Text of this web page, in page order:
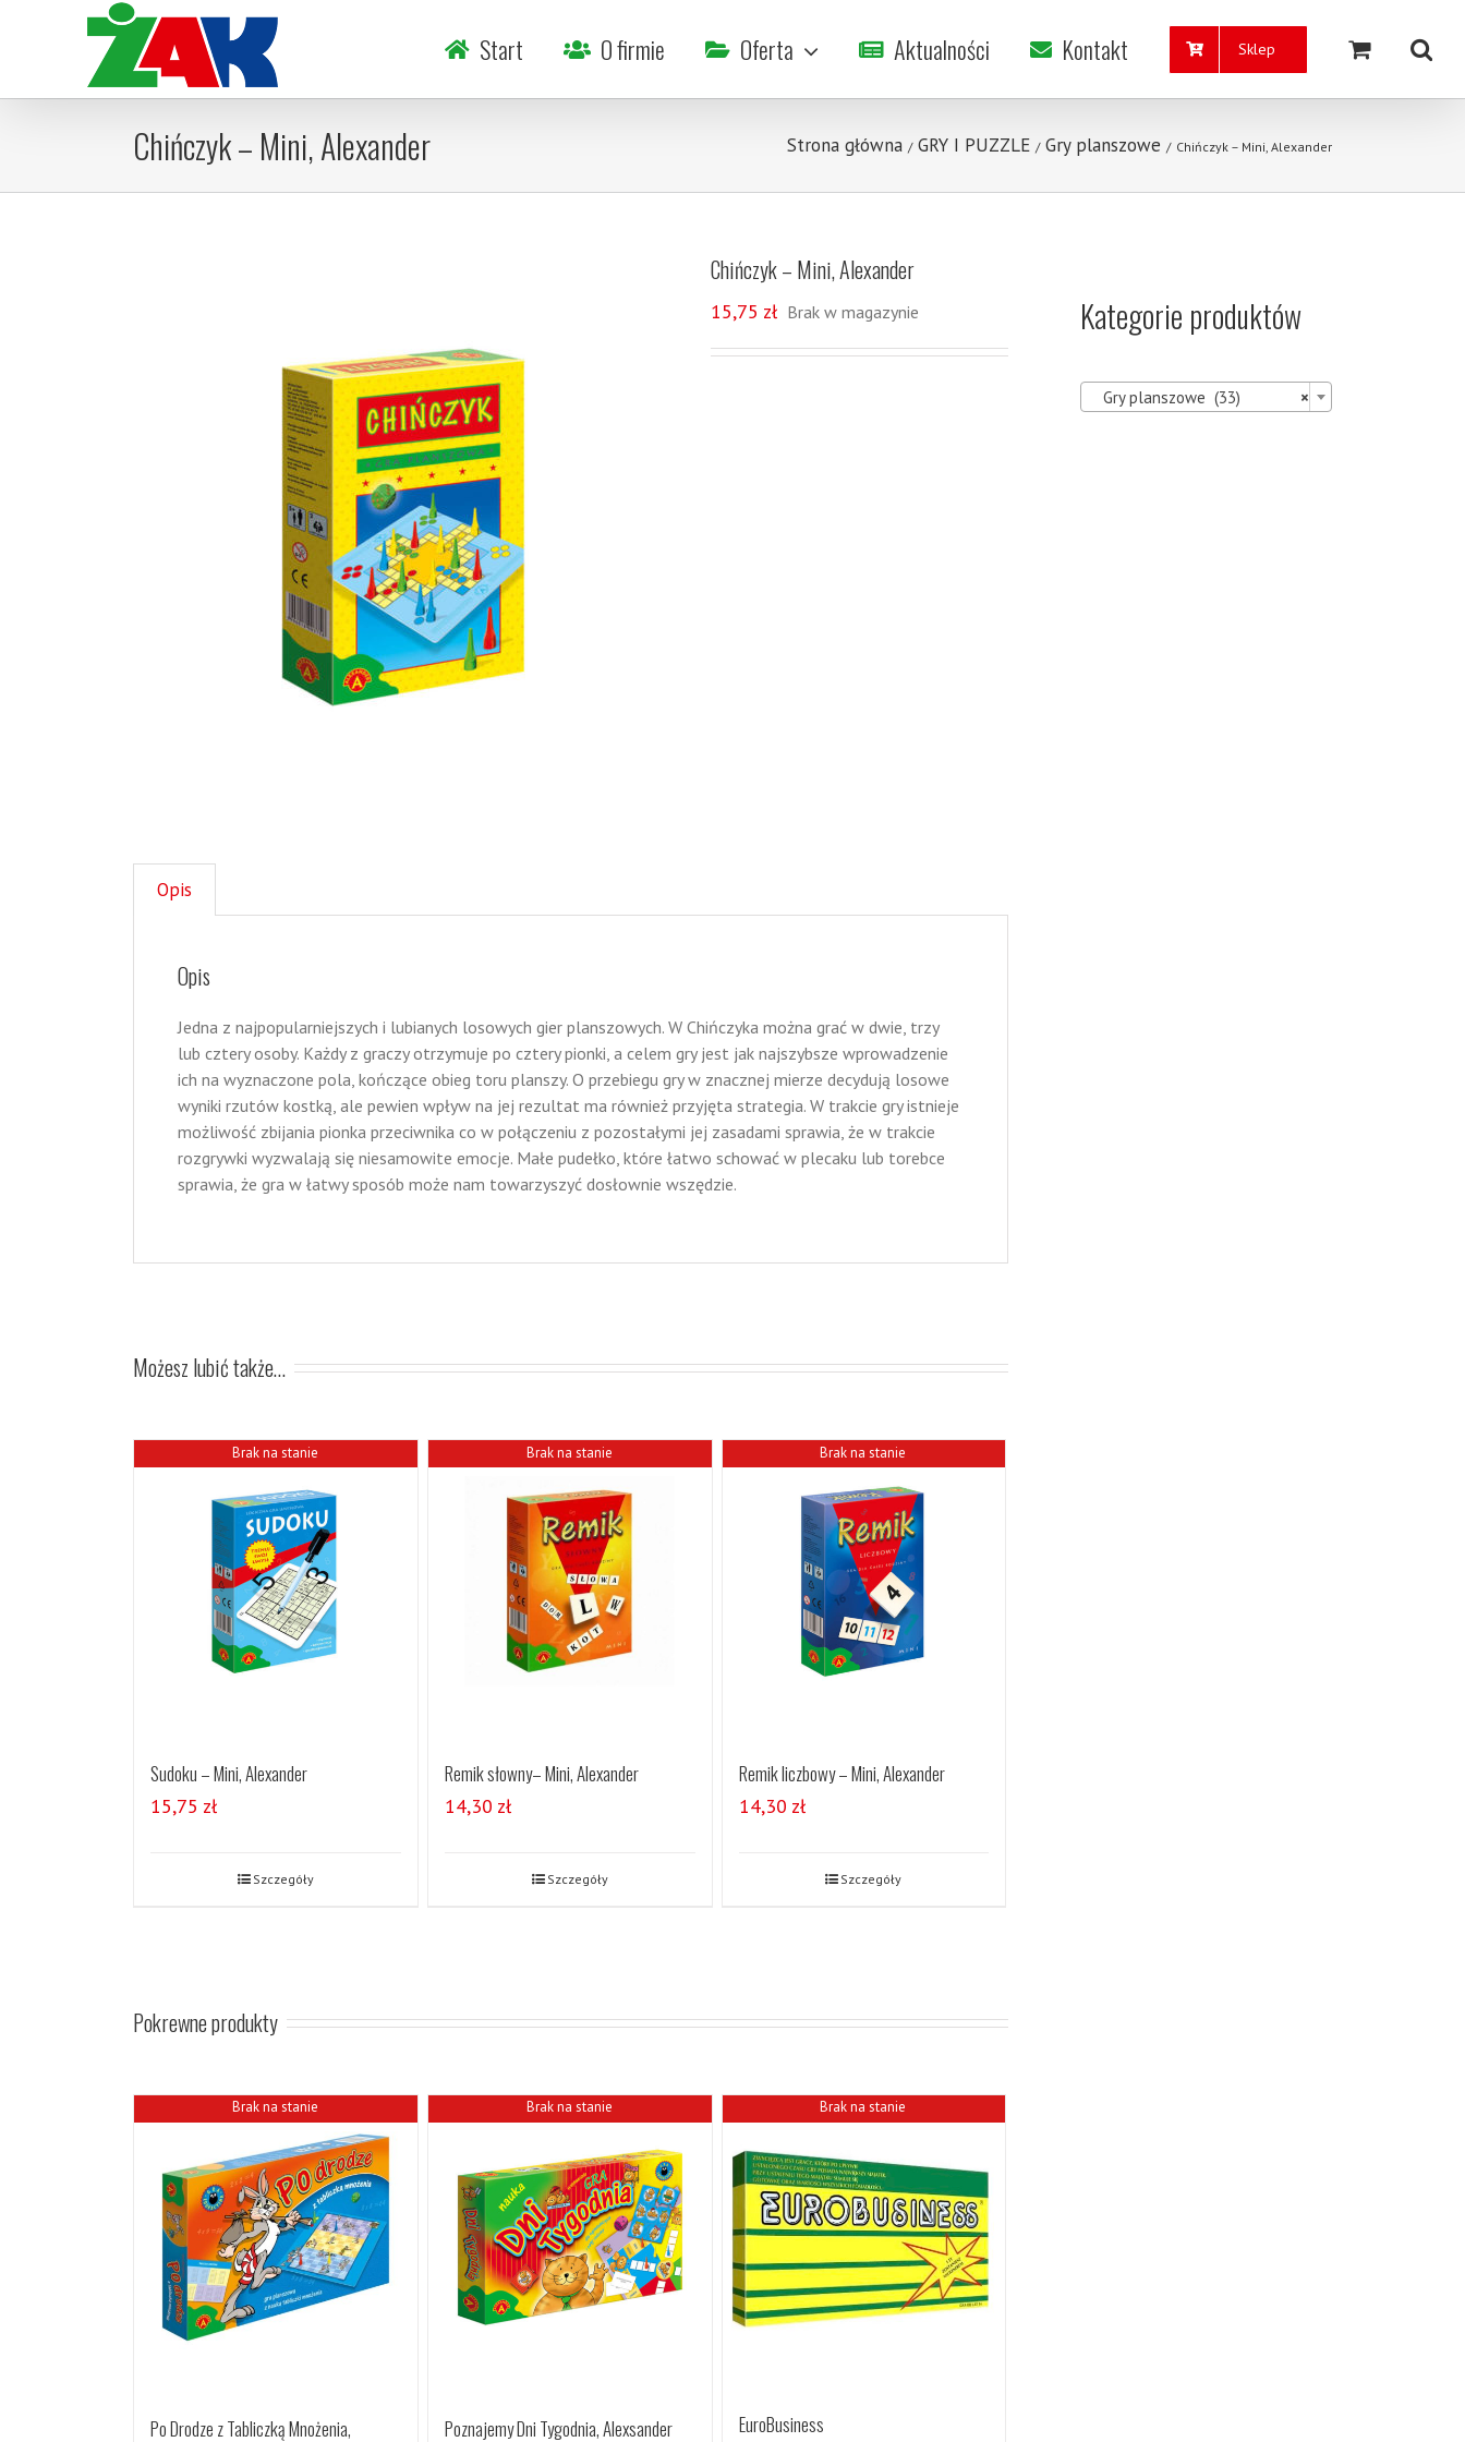
Start O firmie Oferta Aktualności Kontakt Sklep
Chińczyk – Mini, Alexander Strona główna / GRY I PUZZLE / Gry planszowe / Chińczyk – Mini, Alexander
Chińczyk – Mini, Alexander
15,75 zł Brak w magazynie
Opis
Opis
Jedna z najpopularniejszych i lubianych losowych gier planszowych. W Chińczyka można grać w dwie, trzy
lub cztery osoby. Każdy z graczy otrzymuje po cztery pionki, a celem gry jest jak najszybsze wprowadzenie
ich na wyznaczone pola, kończące obieg toru planszy. O przebiegu gry w znacznej mierze decydują losowe
wyniki rzutów kostką, ale pewien wpływ na jej rezultat ma również przyjęta strategia. W trakcie gry istnieje
możliwość zbijania pionka przeciwnika co w połączeniu z pozostałymi jej zasadami sprawia, że w trakcie
rozgrywki wyzwalają się niesamowite emocje. Małe pudełko, które łatwo schować w plecaku lub torebce
sprawia, że gra w łatwy sposób może nam towarzyszyć dosłownie wszędzie.
Możesz lubić także…
Brak na stanie
Sudoku – Mini, Alexander
15,75 zł
Szczegóły
Brak na stanie
Remik słowny– Mini, Alexander
14,30 zł
Szczegóły
Brak na stanie
Remik liczbowy – Mini, Alexander
14,30 zł
Szczegóły
Pokrewne produkty
Brak na stanie
Po Drodze z Tabliczką Mnożenia,
Brak na stanie
Poznajemy Dni Tygodnia, Alexsander
Brak na stanie
EuroBusiness
Kategorie produktów
×
Gry planszowe (33)